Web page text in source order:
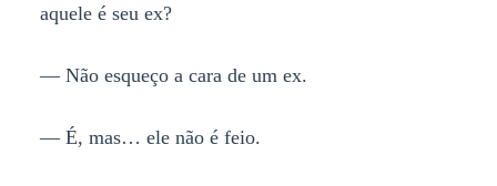
aquele é seu ex?
— Não esqueço a cara de um ex.
— É, mas… ele não é feio.